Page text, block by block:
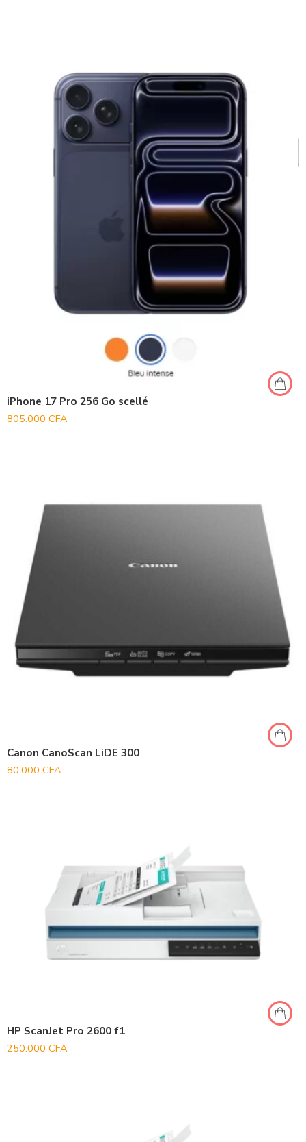
iPhone 17 Pro 256 Go scellé
805.000 CFA
Canon CanoScan LiDE 300
80.000 CFA
HP ScanJet Pro 2600 f1
250.000 CFA